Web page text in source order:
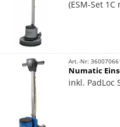
(ESM-Set
Art.-Nr:
Numatic
inkl. PadLoc